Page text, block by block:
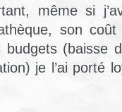
même si
son
budgets (baisse
je l’ai porté